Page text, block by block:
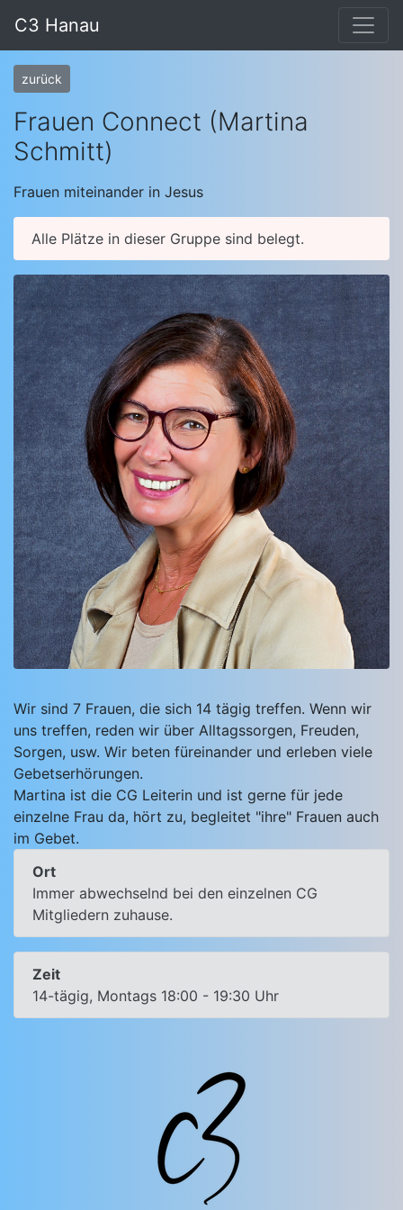
C3 Hanau
zurück
Frauen Connect (Martina
Schmitt)
Frauen miteinander in Jesus
Alle Plätze in dieser Gruppe sind belegt.
Wir sind 7 Frauen, die sich 14 tägig treffen. Wenn wir
uns treffen, reden wir über Alltagssorgen, Freuden,
Sorgen, usw. Wir beten füreinander und erleben viele
Gebetserhörungen.
Martina ist die CG Leiterin und ist gerne für jede
einzelne Frau da, hört zu, begleitet "ihre" Frauen auch
im Gebet.
Ort
Immer abwechselnd bei den einzelnen CG
Mitgliedern zuhause.
Zeit
14-tägig, Montags 18:00 - 19:30 Uhr